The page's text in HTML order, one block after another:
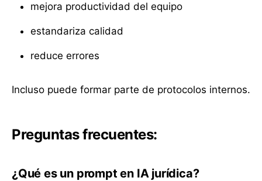
mejora productividad del equipo
estandariza calidad
reduce errores
Incluso puede formar parte de protocolos internos.
Preguntas frecuentes:
¿Qué es un prompt en IA jurídica?